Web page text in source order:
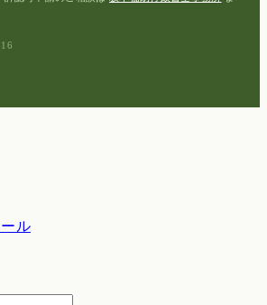
ル